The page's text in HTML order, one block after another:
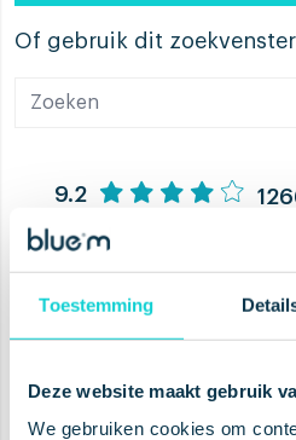
Toestemming
Deze website maakt gebruik
We gebruiken cookies om
Of gebruik dit
9.2
aanbiedingen